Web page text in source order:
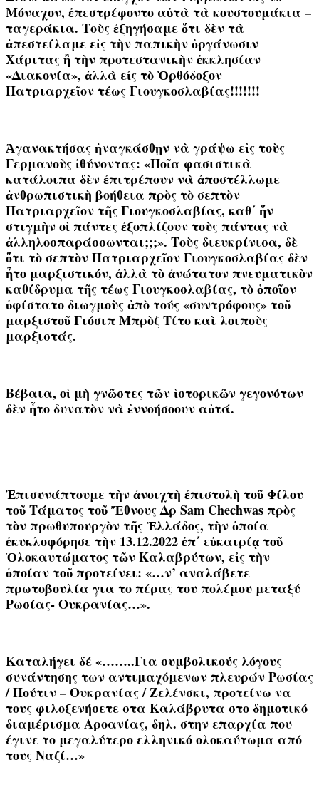
Μόναχον, ἐπεστρέφοντο αὐτὰ τὰ κουστουμάκια –
ταγεράκια. Τοὺς ἐξηγήσαμε ὅτι δὲν τὰ
ἀπεστείλαμε εἰς τὴν παπικὴν ὀργάνωσιν
Χάριτας ἢ τὴν προτεστανικὴν ἐκκλησίαν
«Διακονία», ἀλλὰ εἰς τὸ Ὀρθόδοξον
Πατριαρχεῖον τέως Γιουγκοσλαβίας!!!!!!!
Ἀγανακτήσας ἠναγκάσθῃν νὰ γράψω εἰς τοὺς
Γερμανοὺς ἰθύνοντας: «Ποῖα φασιστικὰ
κατάλοιπα δὲν ἐπιτρέπουν νὰ ἀποστέλλωμε
ἀνθρωπιστικὴ βοήθεια πρὸς τὸ σεπτὸν
Πατριαρχεῖον τῆς Γιουγκοσλαβίας, καθ΄ ἥν
στιγμὴν οἱ πάντες ἐξοπλίζουν τοὺς πάντας νὰ
ἀλληλοσπαράσσωνται;;;». Τοὺς διευκρίνισα, δὲ
ὅτι τὸ σεπτὸν Πατριαρχεῖον Γιουγκοσλαβίας δὲν
ἦτο μαρξιστικόν, ἀλλὰ τὸ ἀνώτατον πνευματικὸν
καθίδρυμα τῆς τέως Γιουγκοσλαβίας, τὸ ὁποῖον
ὑφίστατο διωγμοὺς ἀπὸ τούς «συντρόφους» τοῦ
μαρξιστοῦ Γιόσιπ Μπρὸζ Τίτο καὶ λοιποὺς
μαρξιστάς.
Βέβαια, οἱ μὴ γνῶστες τῶν ἱστορικῶν γεγονότων
δὲν ἦτο δυνατὸν νὰ ἐννοήσοουν αὐτά.
Ἐπισυνάπτουμε τὴν ἀνοιχτὴ ἐπιστολὴ τοῦ Φίλου
τοῦ Τάματος τοῦ Ἔθνους Δρ Sam Chechwas πρὸς
τὸν πρωθυπουργὸν τῆς Ἑλλάδος, τὴν ὁποία
ἐκυκλοφόρησε τὴν 13.12.2022 ἐπ΄ εὐκαιρίᾳ τοῦ
Ὁλοκαυτώματος τῶν Καλαβρύτων, εἰς τὴν
ὁποίαν τοῦ προτείνει: «…ν’ αναλάβετε
πρωτοβουλία για το πέρας του πολέμου μεταξύ
Ρωσίας- Ουκρανίας…».
Καταλήγει δέ «……..Για συμβολικούς λόγους
συνάντησης των αντιμαχόμενων πλευρών Ρωσίας
/ Πούτιν – Ουκρανίας / Ζελένσκι, προτείνω να
τους φιλοξενήσετε στα Καλάβρυτα στο δημοτικό
διαμέρισμα Αροανίας, δηλ. στην επαρχία που
έγινε το μεγαλύτερο ελληνικό ολοκαύτωμα από
τους Ναζί…»